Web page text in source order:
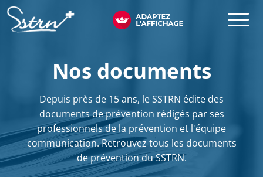
Aller au contenu principal
SSTRN
Nos documents
Depuis près de 15 ans, le SSTRN édite des
documents de prévention rédigés par ses
professionnels de la prévention et l'équipe
communication. Retrouvez tous les documents
de prévention du SSTRN.